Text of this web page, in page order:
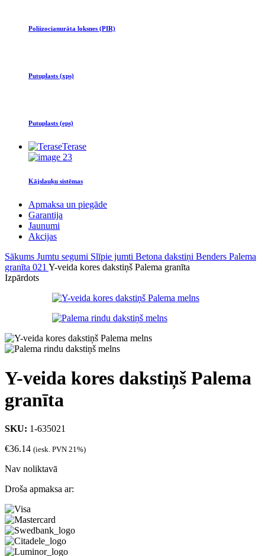
Poliizocianurāta loksnes (PIR)
Putuplasts (xps)
Putuplasts (eps)
Terase
Kājslauķu sistēmas
Apmaksa un piegāde
Garantija
Jaunumi
Akcijas
Sākums Jumtu segumi Slīpie jumti Betona dakstiņi Benders Palema
granīta 021 Y-veida kores dakstiņš Palema granīta
Izpārdots
Y-veida kores dakstiņš Palema
granīta
SKU: 1-635021
€36.14 (iesk. PVN 21%)
Nav noliktavā
Droša apmaksa ar: